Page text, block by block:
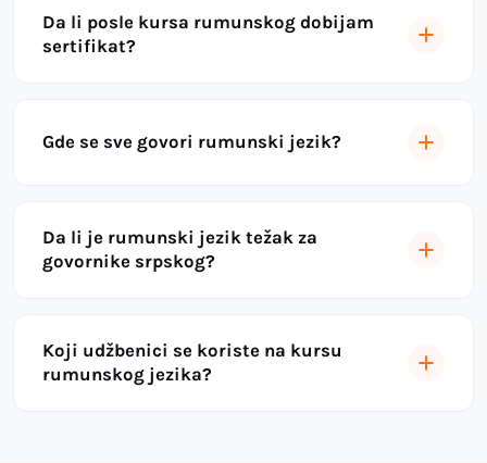
Da li posle kursa rumunskog dobijam
sertifikat?
Gde se sve govori rumunski jezik?
Da li je rumunski jezik težak za
govornike srpskog?
Koji udžbenici se koriste na kursu
rumunskog jezika?